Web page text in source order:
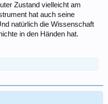
Zustand vielleicht am
hat auch seine
natürlich die Wissenschaft
in den Händen hat.